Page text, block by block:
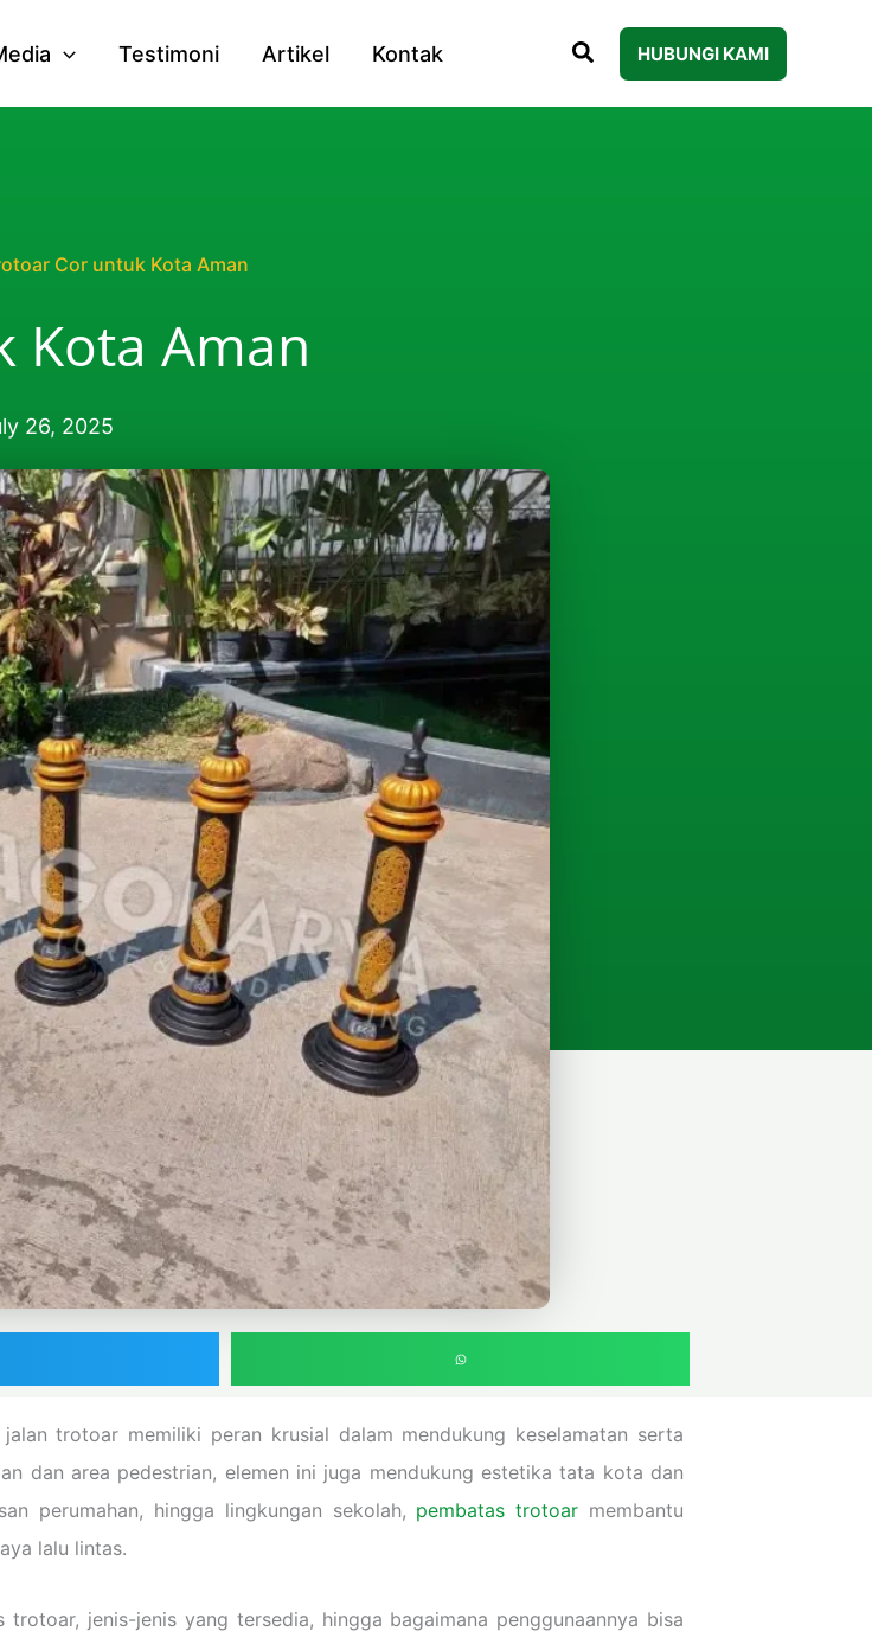
Testimoni Artikel Kontak HUBUNGI KAMI
Cor untuk Kota Aman
Kota Aman
26, 2025
trotoar memiliki peran krusial dalam mendukung keselamatan serta
dan area pedestrian, elemen ini juga mendukung estetika tata kota dan
perumahan, hingga lingkungan sekolah, pembatas trotoar membantu
lalu lintas.
jenis-jenis yang tersedia, hingga bagaimana penggunaannya bisa